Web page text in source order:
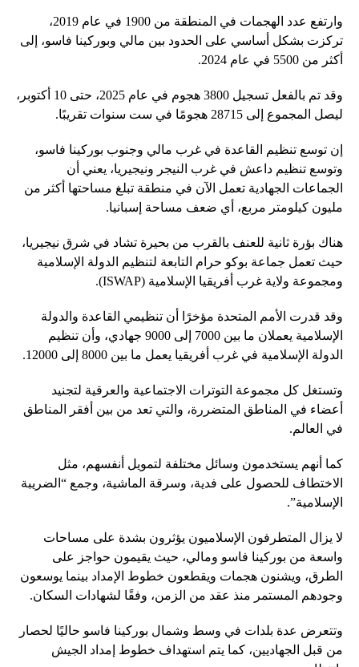
وارتفع عدد الهجمات في المنطقة من 1900 في عام 2019،
تركزت بشكل أساسي على الحدود بين مالي وبوركينا فاسو، إلى
أكثر من 5500 في عام 2024.
وقد تم بالفعل تسجيل 3800 هجوم في عام 2025، حتى 10 أكتوبر،
ليصل المجموع إلى 28715 هجومًا في ست سنوات تقريبًا.
إن توسع تنظيم القاعدة في غرب مالي وجنوب بوركينا فاسو،
وتوسع تنظيم داعش في غرب النيجر ونيجيريا، يعني أن
الجماعات الجهادية تعمل الآن في منطقة تبلغ مساحتها أكثر من
مليون كيلومتر مربع، أي ضعف مساحة إسبانيا.
هناك بؤرة ثانية للعنف بالقرب من بحيرة تشاد في شرق نيجيريا،
حيث تعمل جماعة بوكو حرام التابعة لتنظيم الدولة الإسلامية
ومجموعة ولاية غرب أفريقيا الإسلامية (ISWAP).
وقد قدرت الأمم المتحدة مؤخرًا أن تنظيمي القاعدة والدولة
الإسلامية يعملان ما بين 7000 إلى 9000 جهادي، وأن تنظيم
الدولة الإسلامية في غرب أفريقيا يعمل ما بين 8000 إلى 12000.
وتستغل كل مجموعة التوترات الاجتماعية والعرقية لتجنيد
أعضاء في المناطق المتضررة، والتي تعد من بين أفقر المناطق
في العالم.
كما أنهم يستخدمون وسائل مختلفة لتمويل أنفسهم، مثل
الاختطاف للحصول على فدية، وسرقة الماشية، وجمع “الضريبة
الإسلامية”.
لا يزال المتطرفون الإسلاميون يؤثرون بشدة على مساحات
واسعة من بوركينا فاسو ومالي، حيث يقيمون حواجز على
الطرق، ويشنون هجمات ويقطعون خطوط الإمداد بينما يوسعون
وجودهم المستمر منذ عقد من الزمن، وفقًا لشهادات السكان.
وتتعرض عدة بلدات في وسط وشمال بوركينا فاسو حاليًا لحصار
من قبل الجهاديين، كما يتم استهداف خطوط إمداد الجيش